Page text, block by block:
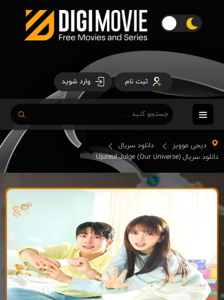
ثبت نام وارد شوید
دیجی موویز
دانلود سریال
دانلود سریال Ujureul Julge (Our Universe)